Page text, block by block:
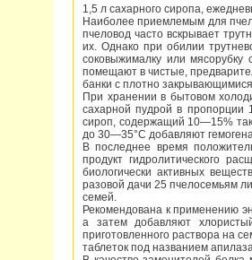
1,5 л сахарного сиропа,
Наиболее приемлемым для пчел
пчеловод часто вскрывает
их. Однако при обилии
соковыжималку или мясорубку
помещают в чистые,
банки с плотно
При хранении в бытовом
сахарной пудрой в пропорции
сироп, содержащий 10—15%
до 30—35°С добавляют
В последнее время
продукт гидролитического
биологически активных
разовой дачи 25 пчелосемьям
семей.
Рекомендована к применению
а затем добавляют
приготовленного раствора на
таблеток под названием